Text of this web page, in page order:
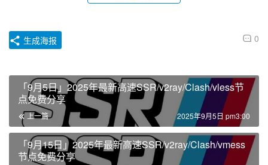
0
生成海报
「9月5日」2025年最新高速SSR/v2ray/Clash/vless节
点免费分享
上一篇 2025年9月5日 pm3:00
「9月15日」2025年最新高速SSR/v2ray/Clash/vmess
节点免费分享